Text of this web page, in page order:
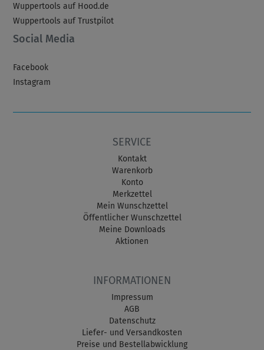
Wuppertools auf Hood.de
Wuppertools auf Trustpilot
Social Media
Facebook
Instagram
SERVICE
Kontakt
Warenkorb
Konto
Merkzettel
Mein Wunschzettel
Öffentlicher Wunschzettel
Meine Downloads
Aktionen
INFORMATIONEN
Impressum
AGB
Datenschutz
Liefer- und Versandkosten
Preise und Bestellabwicklung